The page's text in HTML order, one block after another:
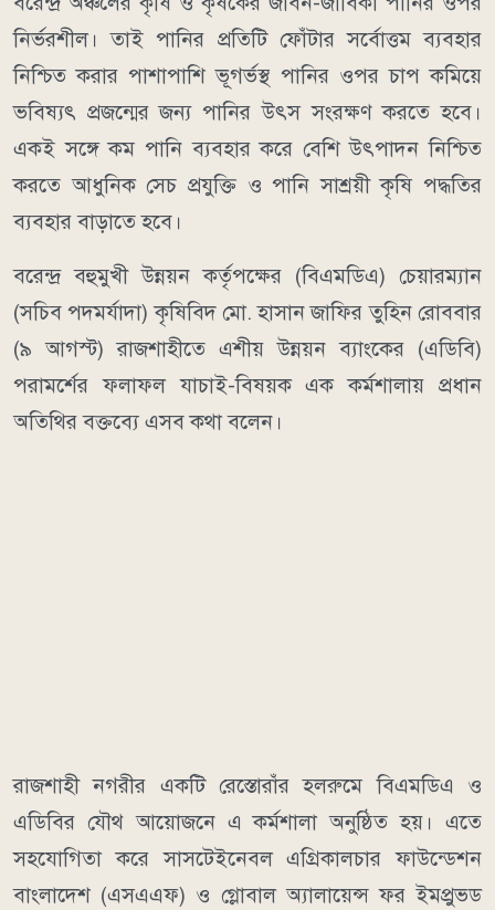
নির্ভরশীল। তাই পানির প্রতিটি ফোঁটার সর্বোত্তম ব্যবহার
নিশ্চিত করার পাশাপাশি ভূগর্ভস্থ পানির ওপর চাপ কমিয়ে
ভবিষ্যৎ প্রজন্মের জন্য পানির উৎস সংরক্ষণ করতে হবে।
একই সঙ্গে কম পানি ব্যবহার করে বেশি উৎপাদন নিশ্চিত
করতে আধুনিক সেচ প্রযুক্তি ও পানি সাশ্রয়ী কৃষি পদ্ধতির
ব্যবহার বাড়াতে হবে।
বরেন্দ্র বহুমুখী উন্নয়ন কর্তৃপক্ষের (বিএমডিএ) চেয়ারম্যান
(সচিব পদমর্যাদা) কৃষিবিদ মো. হাসান জাফির তুহিন রোববার
(৯ আগস্ট) রাজশাহীতে এশীয় উন্নয়ন ব্যাংকের (এডিবি)
পরামর্শের ফলাফল যাচাই-বিষয়ক এক কর্মশালায় প্রধান
অতিথির বক্তব্যে এসব কথা বলেন।
রাজশাহী নগরীর একটি রেস্তোরাঁর হলরুমে বিএমডিএ ও
এডিবির যৌথ আয়োজনে এ কর্মশালা অনুষ্ঠিত হয়। এতে
সহযোগিতা করে সাসটেইনেবল এগ্রিকালচার ফাউন্ডেশন
বাংলাদেশ (এসএএফ) ও গ্লোবাল অ্যালায়েন্স ফর ইমপ্রুভড